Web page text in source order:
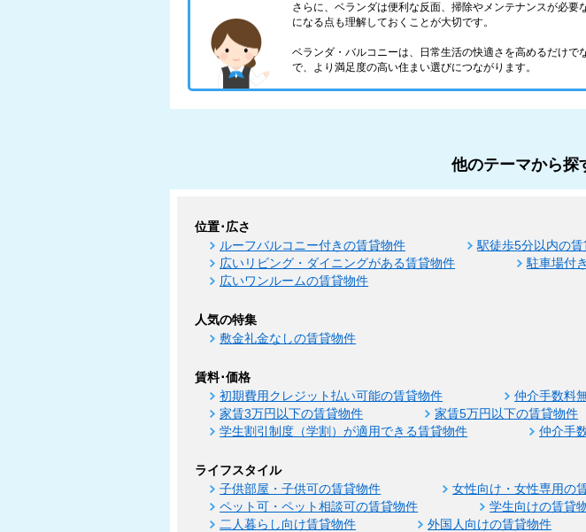
さらに、ベランダは便利な反面、掃除やメンテナンスが必
になる点も理解しておくことが大切です。
ベランダ・バルコニーは、日常生活の快適さを高めるだけ
で、より満足度の高い住まい選びにつながります。
他のテーマから探
位置･広さ
ルーフバルコニー付きの賃貸物件 駅徒歩5分以内の
広いリビング・ダイニングがある賃貸物件
駐車場付
広いワンルームの賃貸物件
人気の特集
敷金礼金なしの賃貸物件
賃料･価格
初期費用クレジット払い可能の賃貸物件 仲介手数料
家賃3万円以下の賃貸物件
家賃5万円以下の賃貸物件
学生割引制度（学割）が適用できる賃貸物件
仲介手
ライフスタイル
子供部屋・子供可の賃貸物件 女性向け・女性専用の
ペット可・ペット相談可の賃貸物件
学生向けの賃貸
二人暮らし向け賃貸物件
外国人向けの賃貸物件